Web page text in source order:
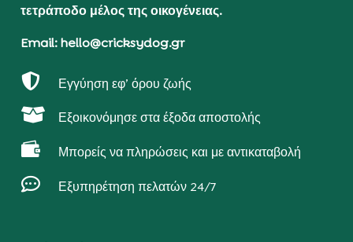
τετράποδο μέλος της οικογένειας.
Email: hello@cricksydog.gr
 Εγγύηση εφ’ όρου ζωής
 Εξοικονόμησε στα έξοδα αποστολής
 Μπορείς να πληρώσεις και με αντικαταβολή
 Εξυπηρέτηση πελατών 24/7